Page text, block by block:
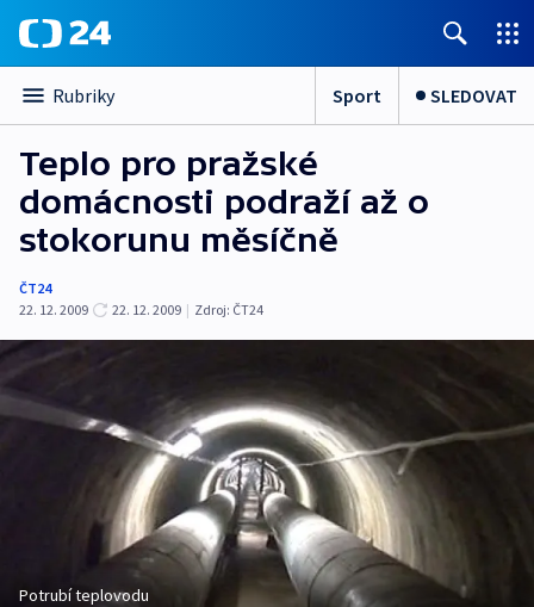
Rubriky Sport SLEDOVAT
Teplo pro pražské
domácnosti podraží až o
stokorunu měsíčně
ČT24
22. 12. 2009
22. 12. 2009 | Zdroj: ČT24
Potrubí teplovodu